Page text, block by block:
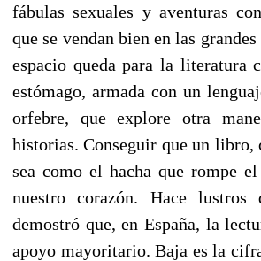
fábulas sexuales y aventuras
que se vendan bien en las
espacio queda para la literatura
estómago, armada con un
orfebre, que explore otra
historias. Conseguir que un
sea como el hacha que rompe
nuestro corazón. Hace lustros
demostró que, en España, la
apoyo mayoritario. Baja es la